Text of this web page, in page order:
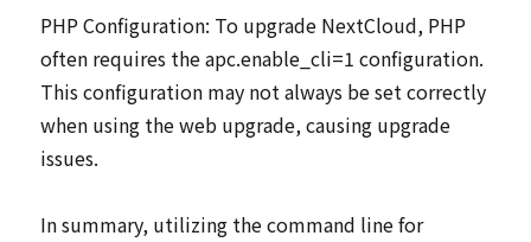
PHP Configuration: To upgrade NextCloud, PHP
often requires the apc.enable_cli=1 configuration.
This configuration may not always be set correctly
when using the web upgrade, causing upgrade
issues.
In summary, utilizing the command line for